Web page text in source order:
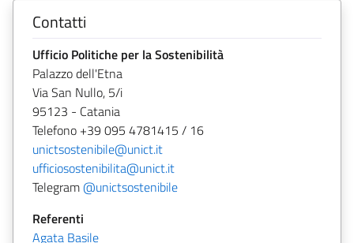
Contatti
Ufficio Politiche per la Sostenibilità
Palazzo dell'Etna
Via San Nullo, 5/i
95123 - Catania
Telefono +39 095 4781415 / 16
unictsostenibile@unict.it
ufficiosostenibilita@unict.it
Telegram@unictsostenibile
Referenti
Agata Basile